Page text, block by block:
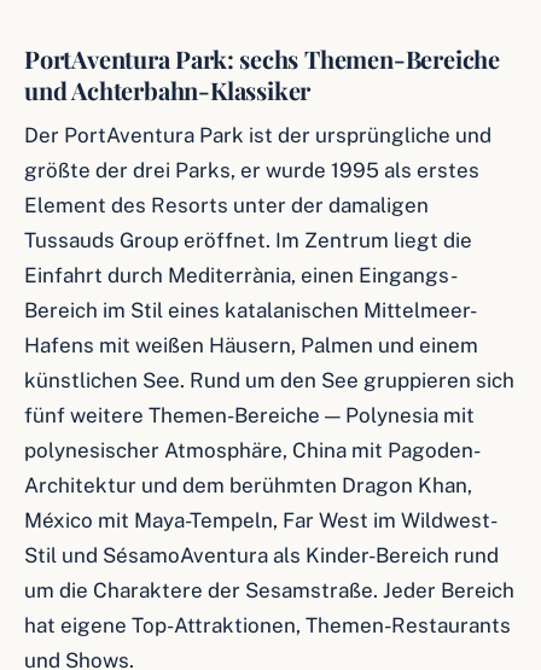
PortAventura Park: sechs Themen-Bereiche
und Achterbahn-Klassiker
Der PortAventura Park ist der ursprüngliche und
größte der drei Parks, er wurde 1995 als erstes
Element des Resorts unter der damaligen
Tussauds Group eröffnet. Im Zentrum liegt die
Einfahrt durch Mediterrània, einen Eingangs-
Bereich im Stil eines katalanischen Mittelmeer-
Hafens mit weißen Häusern, Palmen und einem
künstlichen See. Rund um den See gruppieren sich
fünf weitere Themen-Bereiche — Polynesia mit
polynesischer Atmosphäre, China mit Pagoden-
Architektur und dem berühmten Dragon Khan,
México mit Maya-Tempeln, Far West im Wildwest-
Stil und SésamoAventura als Kinder-Bereich rund
um die Charaktere der Sesamstraße. Jeder Bereich
hat eigene Top-Attraktionen, Themen-Restaurants
und Shows.